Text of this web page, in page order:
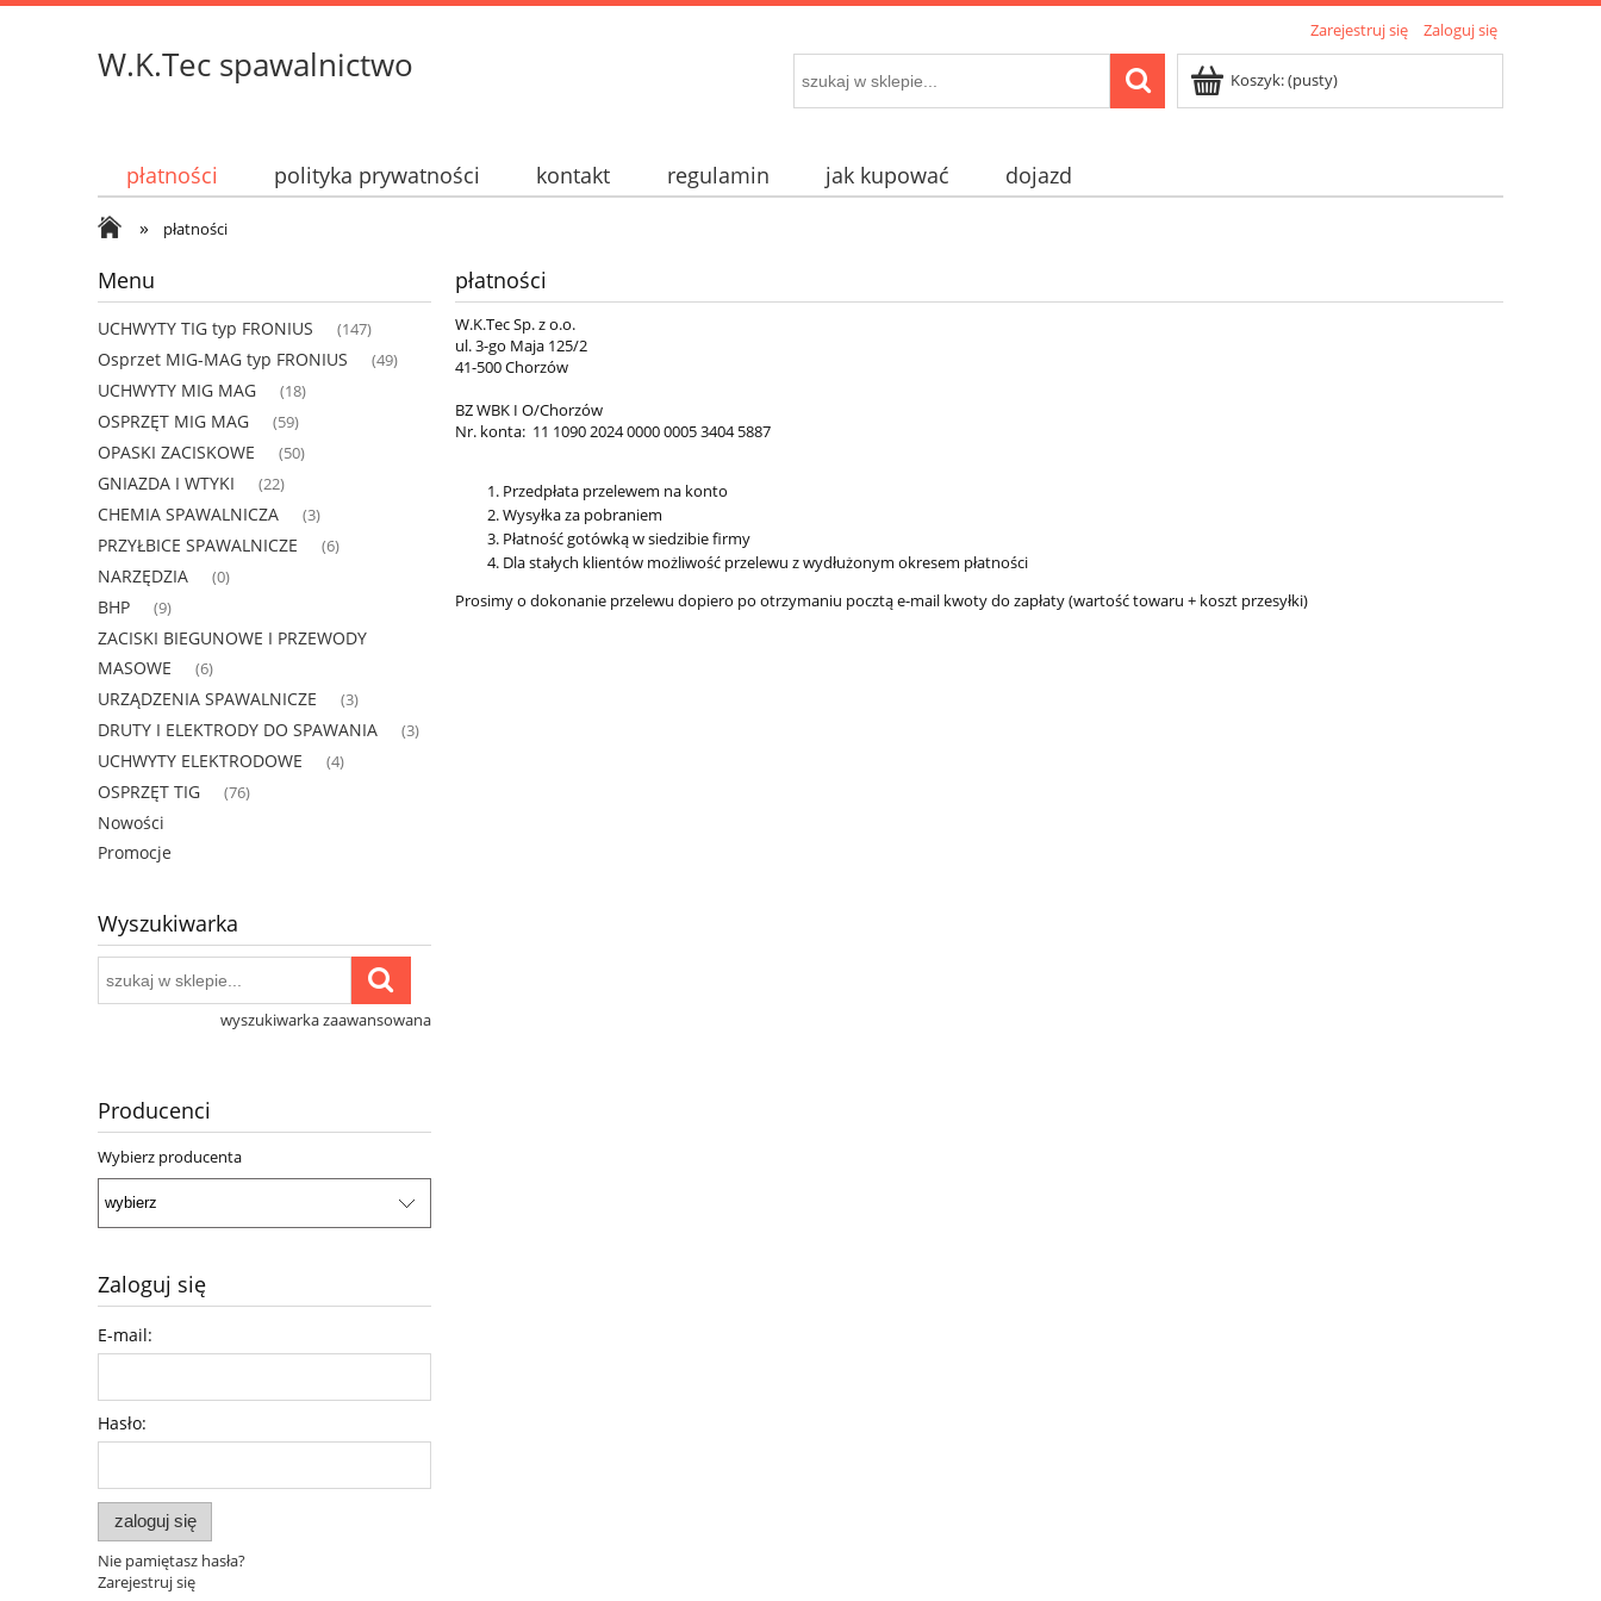
Zarejestruj się Zaloguj się
W.K.Tec spawalnictwo Koszyk:(pusty)
płatności polityka prywatności kontakt regulamin jak kupować dojazd
» płatności
Menu
UCHWYTY TIG typ FRONIUS (147)
Osprzet MIG-MAG typ FRONIUS (49)
UCHWYTY MIG MAG (18)
OSPRZĘT MIG MAG (59)
OPASKI ZACISKOWE (50)
GNIAZDA I WTYKI (22)
CHEMIA SPAWALNICZA (3)
PRZYŁBICE SPAWALNICZE (6)
NARZĘDZIA (0)
BHP (9)
ZACISKI BIEGUNOWE I PRZEWODY
MASOWE
(6)
URZĄDZENIA SPAWALNICZE (3)
DRUTY I ELEKTRODY DO SPAWANIA (3)
UCHWYTY ELEKTRODOWE (4)
OSPRZĘT TIG (76)
Nowości
Promocje
Wyszukiwarka
wyszukiwarka zaawansowana
Producenci
Wybierz producenta
Zaloguj się
E-mail:
Hasło:
zaloguj się
Nie pamiętasz hasła?
Zarejestruj się
płatności
W.K.Tec Sp. z o.o.
ul. 3-go Maja 125/2
41-500 Chorzów
BZ WBK I O/Chorzów
Nr. konta: 11 1090 2024 0000 0005 3404 5887
Przedpłata przelewem na konto
Wysyłka za pobraniem
Płatność gotówką w siedzibie firmy
Dla stałych klientów możliwość przelewu z wydłużonym okresem płatności
Prosimy o dokonanie przelewu dopiero po otrzymaniu pocztą e-mail kwoty do zapłaty (wartość towaru + koszt przesyłki)